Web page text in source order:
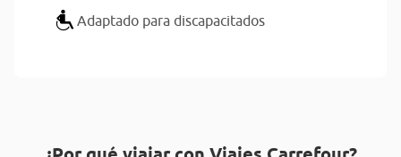
Adaptado para discapacitados